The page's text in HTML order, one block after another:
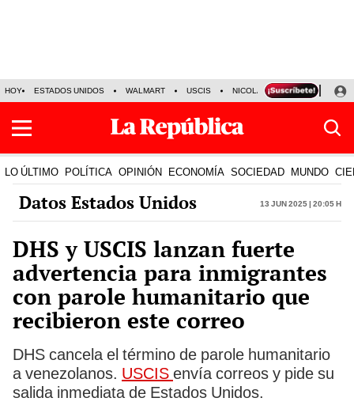
HOY ESTADOS UNIDOS WALMART USCIS NICOLÁS MADURO P-8
LO ÚLTIMO POLÍTICA OPINIÓN ECONOMÍA SOCIEDAD MUNDO
Datos Estados Unidos 13 Jun 2025 | 20:05 h
DHS y USCIS lanzan fuerte
advertencia para inmigrantes
con parole humanitario que
recibieron este correo
DHS cancela el término de parole humanitario
a venezolanos. USCIS envía correos y pide su
salida inmediata de Estados Unidos.